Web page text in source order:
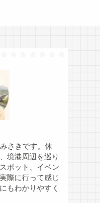
さきです。休
境港周辺を巡り
ポット、イベン
際に行って感じ
もわかりやすく